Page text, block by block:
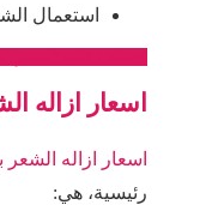
استعمال
اسعار ازاله
اسعار ازاله الشعر
رئيسية، هي: